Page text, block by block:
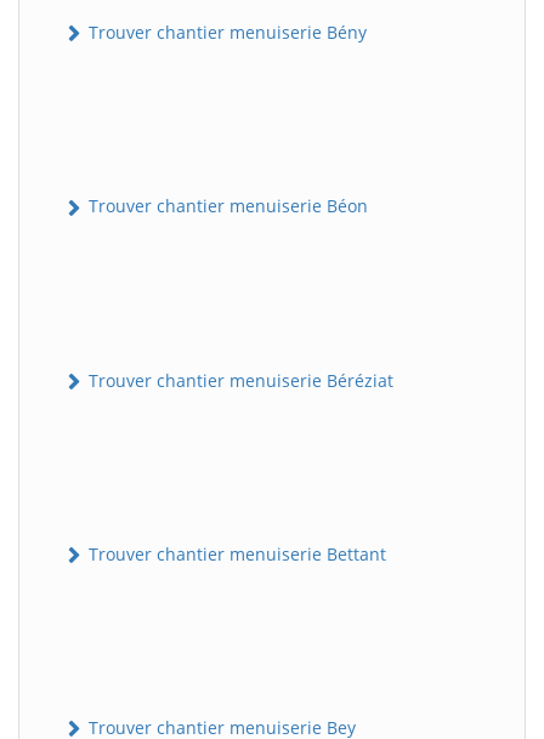
Trouver chantier menuiserie Bény
Trouver chantier menuiserie Béon
Trouver chantier menuiserie Béréziat
Trouver chantier menuiserie Bettant
Trouver chantier menuiserie Bey